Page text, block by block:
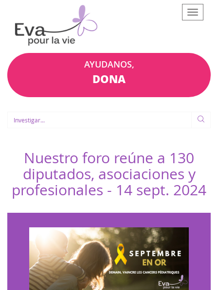
Afficher
le
AYUDANOS,
DONA
Nuestro foro reúne a 130
diputados, asociaciones y
profesionales - 14 sept. 2024